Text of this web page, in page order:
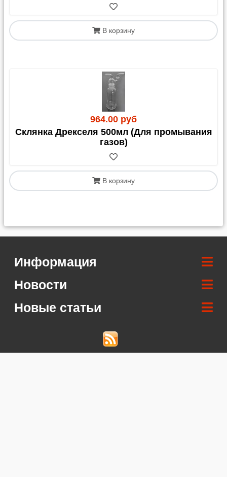
В корзину
964.00 руб
Склянка Дрекселя 500мл (Для промывания
газов)
В корзину
Информация
Новости
Новые статьи